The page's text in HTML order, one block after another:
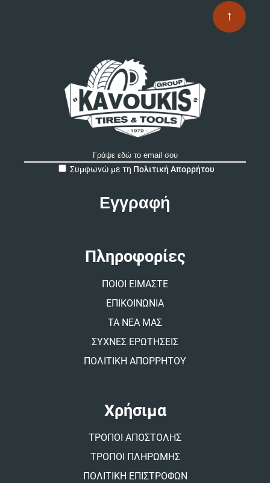
↑
Συμφωνώ με τη Πολιτική Απορρήτου
Πληροφορίες
ΠΟΙΟΙ ΕΙΜΑΣΤΕ
ΕΠΙΚΟΙΝΩΝΙΑ
ΤΑ ΝΕΑ ΜΑΣ
ΣΥΧΝΕΣ ΕΡΩΤΗΣΕΙΣ
ΠΟΛΙΤΙΚΗ ΑΠΟΡΡΗΤΟΥ
Χρήσιμα
ΤΡΟΠΟΙ ΑΠΟΣΤΟΛΗΣ
ΤΡΟΠΟΙ ΠΛΗΡΩΜΗΣ
ΠΟΛΙΤΙΚΗ ΕΠΙΣΤΡΟΦΩΝ